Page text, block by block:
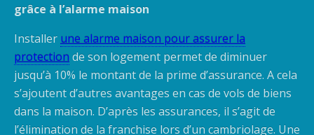
grâce à l’alarme maison
Installer une alarme maison pour assurer la
protection de son logement permet de diminuer
jusqu’à 10% le montant de la prime d’assurance. A cela
s’ajoutent d’autres avantages en cas de vols de biens
dans la maison. D’après les assurances, il s’agit de
l’élimination de la franchise lors d’un cambriolage. Une